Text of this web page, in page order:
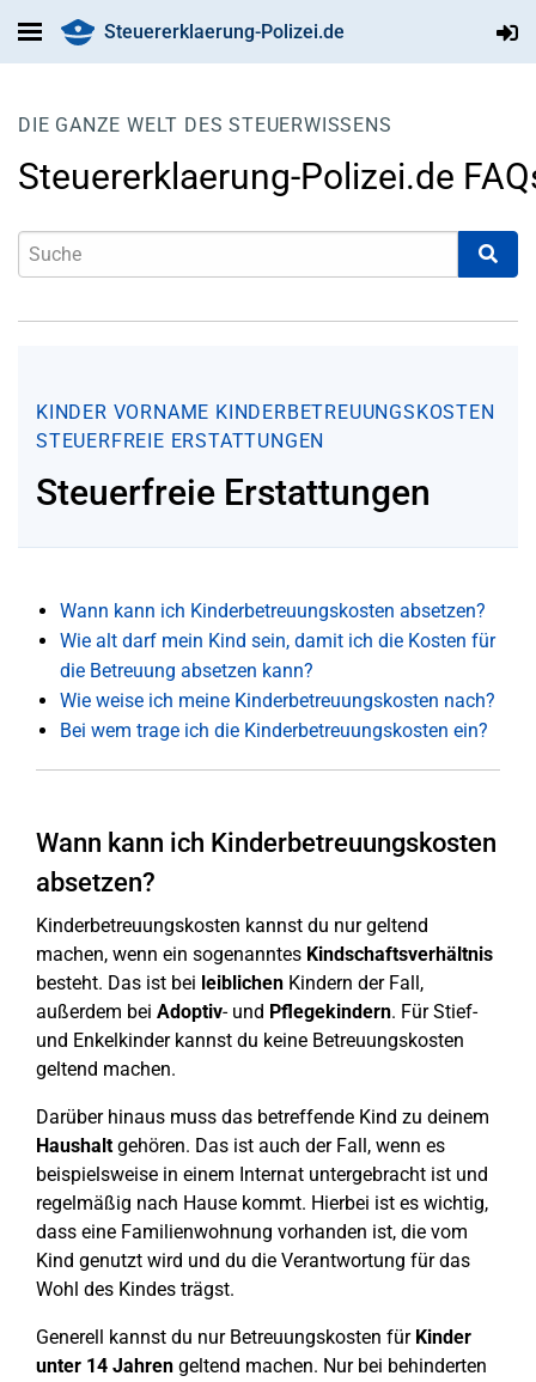
Steuererklaerung-Polizei.de
DIE GANZE WELT DES STEUERWISSENS
Steuererklaerung-Polizei.de
KINDER VORNAME KINDERBETREUUNGSKOSTEN
STEUERFREIE ERSTATTUNGEN
Steuerfreie Erstattungen
Wann kann ich Kinderbetreuungskosten absetzen?
Wie alt darf mein Kind sein, damit ich die Kosten für
die Betreuung absetzen kann?
Wie weise ich meine Kinderbetreuungskosten nach?
Bei wem trage ich die Kinderbetreuungskosten ein?
Wann kann ich Kinderbetreuungskosten
absetzen?
Kinderbetreuungskosten kannst du nur geltend
machen, wenn ein sogenanntes Kindschaftsverhältnis
besteht. Das ist bei leiblichen Kindern der Fall,
außerdem bei Adoptiv- und Pflegekindern. Für Stief-
und Enkelkinder kannst du keine Betreuungskosten
geltend machen.
Darüber hinaus muss das betreffende Kind zu deinem
Haushaltgehören. Das ist auch der Fall, wenn es
beispielsweise in einem Internat untergebracht ist und
regelmäßig nach Hause kommt. Hierbei ist es wichtig,
dass eine Familienwohnung vorhanden ist, die vom
Kind genutzt wird und du die Verantwortung für das
Wohl des Kindes trägst.
Generell kannst du nur Betreuungskosten für Kinder
unter 14 Jahren geltend machen. Nur bei behinderten